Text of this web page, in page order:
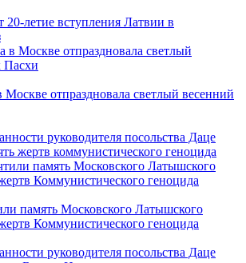
летие вступления Латвии в
отпраздновала светлый весенний
руководителя посольства Даце
жертв коммунистического геноцида
память Московского Латышского
Коммунистического геноцида
руководителя посольства Даце